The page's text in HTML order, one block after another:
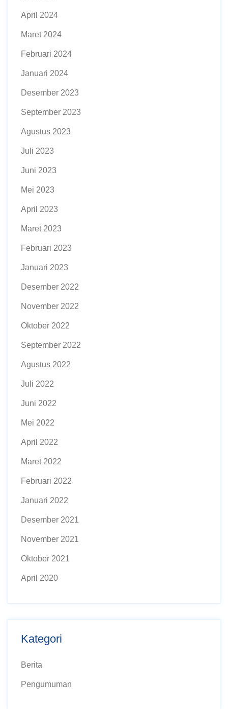
April 2024
Maret 2024
Februari 2024
Januari 2024
Desember 2023
September 2023
Agustus 2023
Juli 2023
Juni 2023
Mei 2023
April 2023
Maret 2023
Februari 2023
Januari 2023
Desember 2022
November 2022
Oktober 2022
September 2022
Agustus 2022
Juli 2022
Juni 2022
Mei 2022
April 2022
Maret 2022
Februari 2022
Januari 2022
Desember 2021
November 2021
Oktober 2021
April 2020
Kategori
Berita
Pengumuman